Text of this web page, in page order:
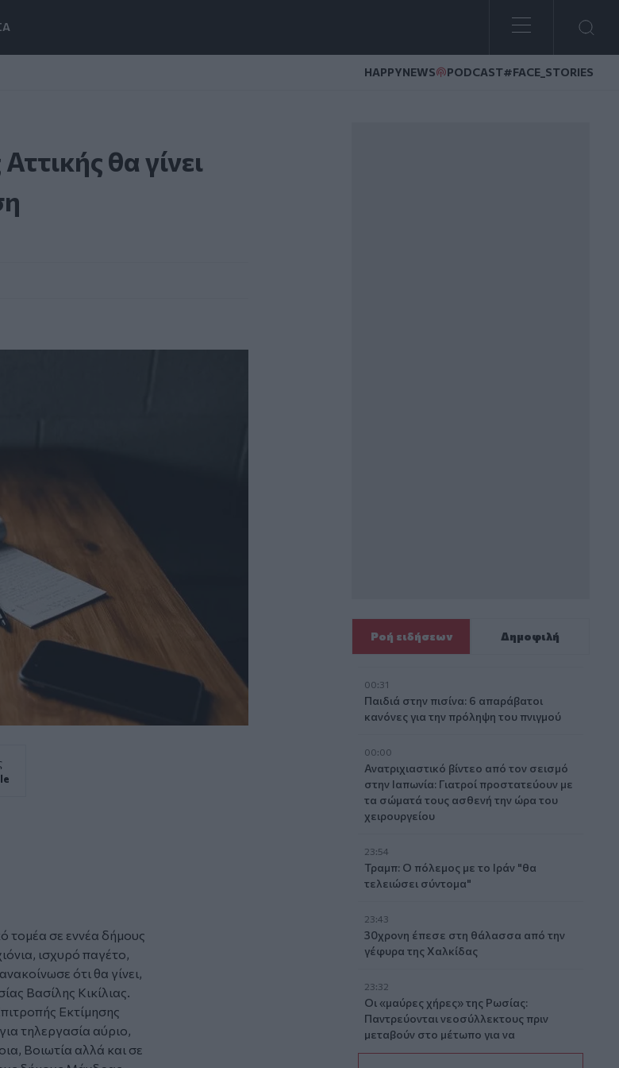
HAPPYNEWS PODCAST#FACE_STORIES
θα γίνει
τομέα σε εννέα δήμους
ισχυρό παγέτο,
ανακοίνωσε ότι θα γίνει,
Βασίλης Κικίλιας.
Εκτίμησης
τηλεργασία αύριο,
Βοιωτία αλλά και σε
Ροή ειδήσεων Δημοφιλή
00:31
Παιδιά στην πισίνα: 6 απαράβατοι
κανόνες για την πρόληψη του πνιγμού
00:00
Ανατριχιαστικό βίντεο από τον σεισμό
στην Ιαπωνία: Γιατροί προστατεύουν με
τα σώματά τους ασθενή την ώρα του
χειρουργείου
23:54
Τραμπ: Ο πόλεμος με το Ιράν "θα
τελειώσει σύντομα"
23:43
30χρονη έπεσε στη θάλασσα από την
γέφυρα της Χαλκίδας
23:32
Οι «μαύρες χήρες» της Ρωσίας:
Παντρεύονται νεοσύλλεκτους πριν
μεταβούν στο μέτωπο για να
εισπράξουν τις «παχυλές»